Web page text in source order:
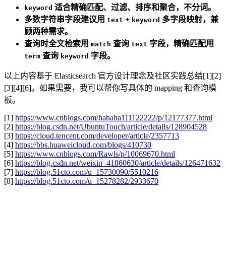
keyword 适合精确匹配、过滤、排序和聚合，不分词。
多数字符串字段建议用 text + keyword 多字段映射，兼
顾两种需求。
查询时全文检索用 match 查询 text 字段，精确匹配用
term 查询 keyword 字段。
以上内容基于 Elasticsearch 官方设计理念及社区实践总结[1][2]
[3][4][6]。如果需要，我可以帮你写具体的 mapping 和查询模
板。
[1] https://www.cnblogs.com/hahaha111122222/p/12177377.html
[2] https://blog.csdn.net/UbuntuTouch/article/details/128904528
[3] https://cloud.tencent.com/developer/article/2357713
[4] https://bbs.huaweicloud.com/blogs/410730
[5] https://www.cnblogs.com/Rawls/p/10069670.html
[6] https://blog.csdn.net/weixin_41860630/article/details/126471632
[7] https://blog.51cto.com/u_15730090/5510216
[8] https://blog.51cto.com/u_15278282/2933670